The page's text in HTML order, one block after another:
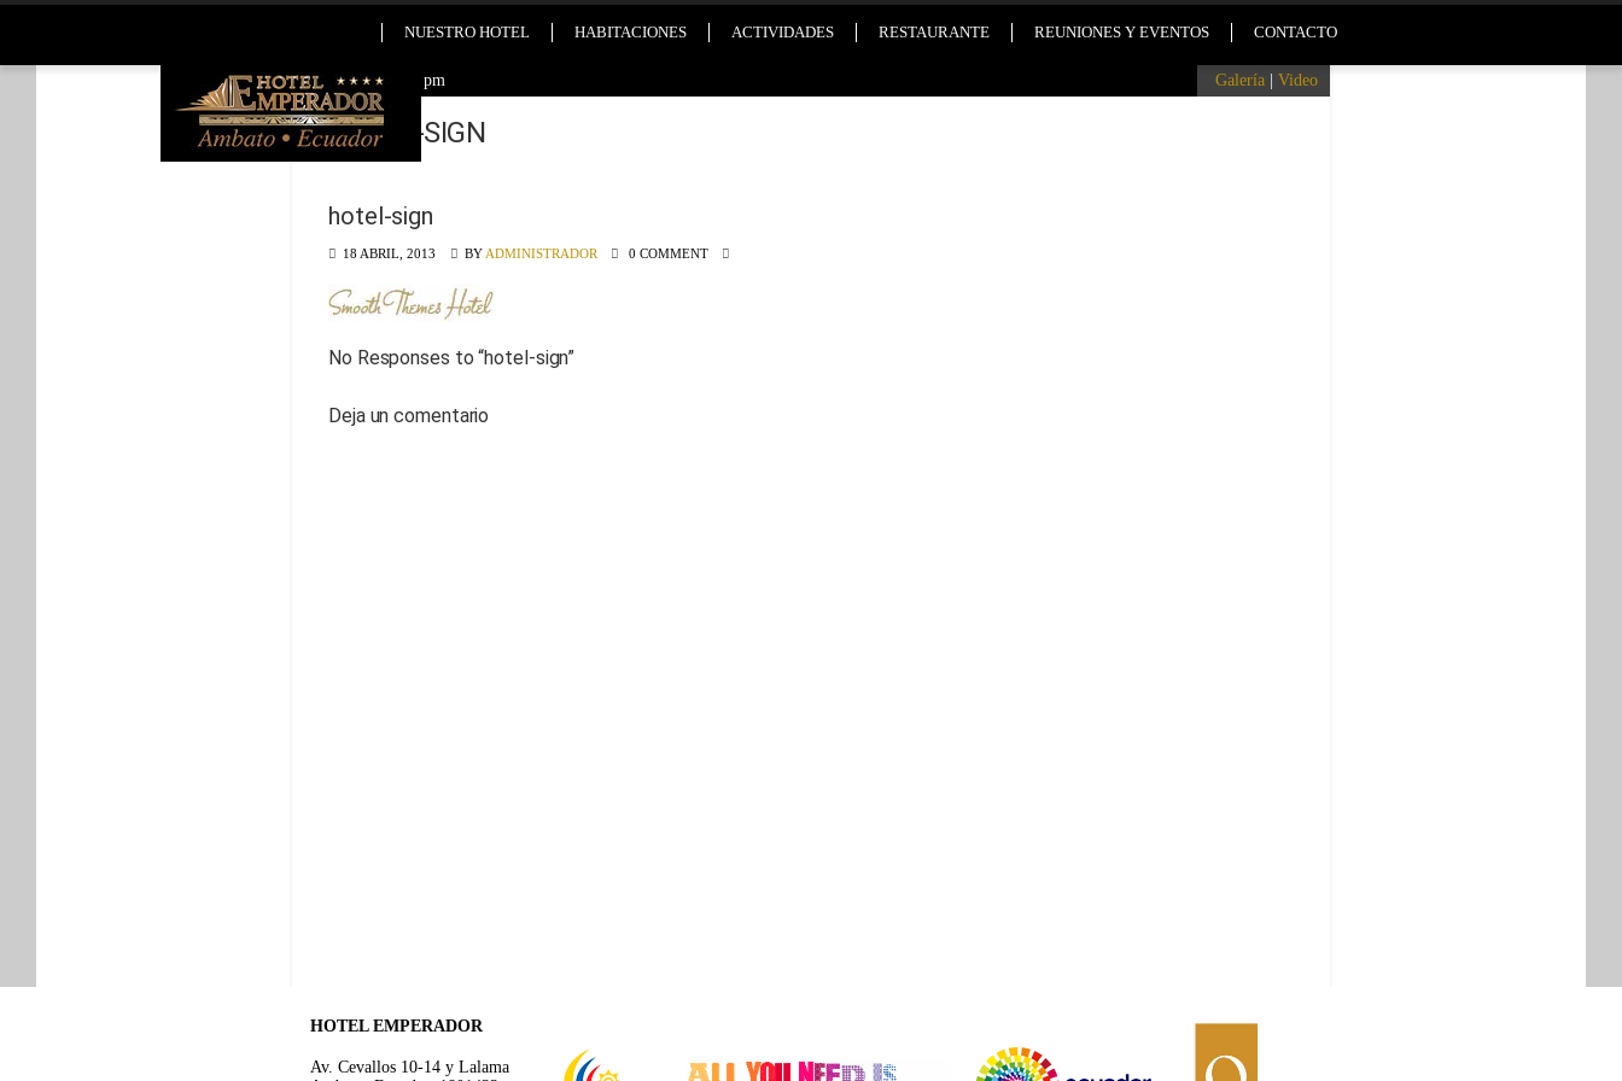
NUESTRO HOTEL HABITACIONES ACTIVIDADES RESTAURANTE REUNIONES Y EVENTOS CONTACTO
2026-08-05 8:30 pm Galería Video
HOTEL-SIGN
hotel-sign
18 ABRIL, 2013 BY ADMINISTRADOR 0 COMMENT
No Responses to “hotel-sign”
Deja un comentario
HOTEL EMPERADOR
Av. Cevallos 10-14 y Lalama